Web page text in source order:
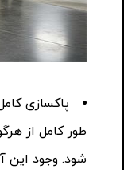
پاکسازی
طور کامل از
شود. وجود این